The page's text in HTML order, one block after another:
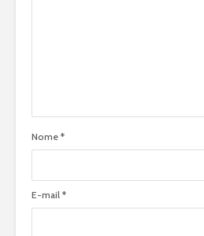
Nome *
E-mail *